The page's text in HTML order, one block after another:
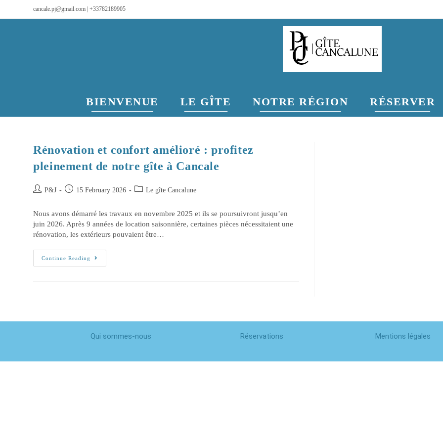
cancale.pj@gmail.com | +33782189905
BIENVENUE LE GÎTE NOTRE RÉGION RÉSERVER
Rénovation et confort amélioré : profitez
pleinement de notre gîte à Cancale
P&J 15 February 2026 Le gîte Cancalune
Nous avons démarré les travaux en novembre 2025 et ils se poursuivront jusqu’en
juin 2026. Après 9 années de location saisonnière, certaines pièces nécessitaient une
rénovation, les extérieurs pouvaient être…
Continue Reading
Qui sommes-nous Réservations Mentions légales